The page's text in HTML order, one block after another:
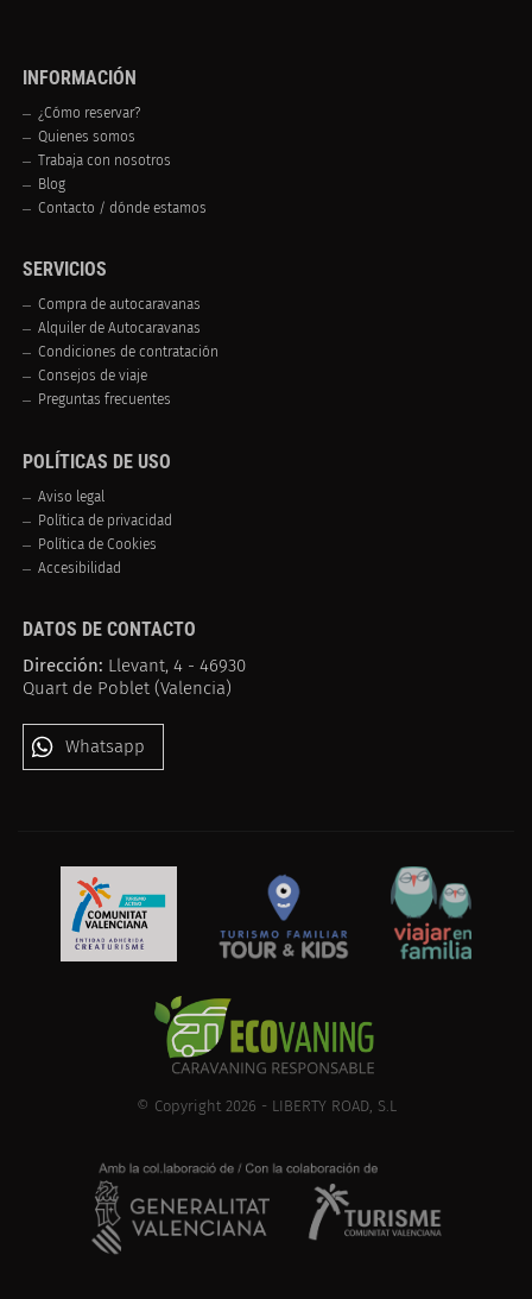
INFORMACIÓN
¿Cómo reservar?
Quienes somos
Trabaja con nosotros
Blog
Contacto / dónde estamos
SERVICIOS
Compra de autocaravanas
Alquiler de Autocaravanas
Condiciones de contratación
Consejos de viaje
Preguntas frecuentes
POLÍTICAS DE USO
Aviso legal
Política de privacidad
Política de Cookies
Accesibilidad
DATOS DE CONTACTO
Dirección: Llevant, 4 - 46930
Quart de Poblet (Valencia)
Whatsapp
© Copyright 2026 - LIBERTY ROAD, S.L